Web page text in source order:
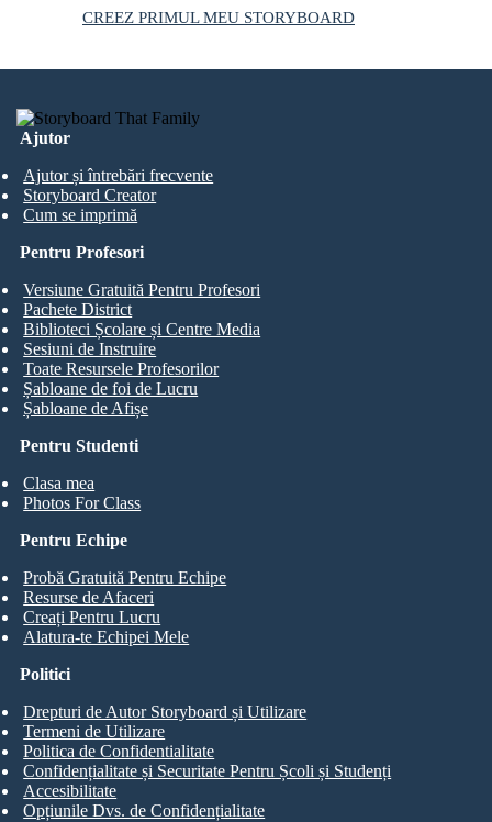
CREEZ PRIMUL MEU STORYBOARD
Ajutor
Ajutor și întrebări frecvente
Storyboard Creator
Cum se imprimă
Pentru Studenti
Clasa mea
Photos For Class
Pentru Profesori
Versiune Gratuită Pentru Profesori
Pachete District
Biblioteci Școlare și Centre Media
Sesiuni de Instruire
Toate Resursele Profesorilor
Șabloane de foi de Lucru
Șabloane de Afișe
Pentru Echipe
Probă Gratuită Pentru Echipe
Resurse de Afaceri
Creați Pentru Lucru
Alatura-te Echipei Mele
Politici
Drepturi de Autor Storyboard și Utilizare
Termeni de Utilizare
Politica de Confidentialitate
Confidențialitate și Securitate Pentru Școli și Studenți
Accesibilitate
Opțiunile Dvs. de Confidențialitate